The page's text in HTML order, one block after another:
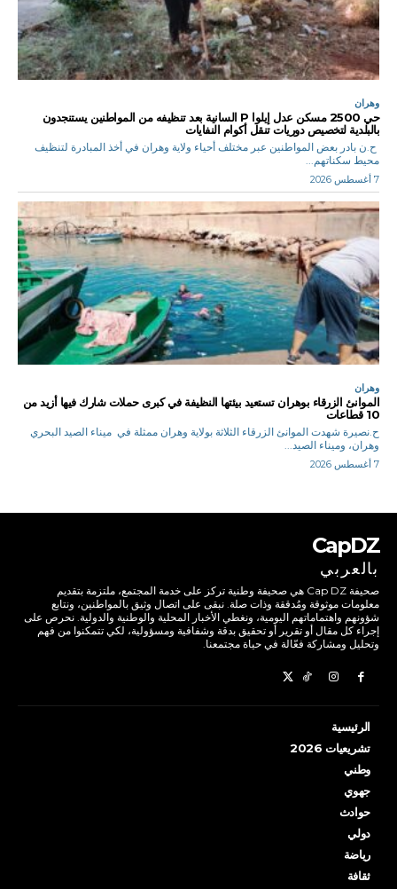
وهران
حي 2500 مسكن عدل إيلوا P السانية بعد تنظيفه من المواطنين يستنجدون
بالبلدية لتخصيص دوريات تنقل أكوام النفايات
ح.ن بادر بعض المواطنين عبر مختلف أحياء ولاية وهران في أخذ المبادرة لتنظيف
محيط سكناتهم...
7 أغسطس 2026
وهران
الموانئ الزرقاء بوهران تستعيد بيئتها النظيفة في كبرى حملات شارك فيها أزيد من
10 قطاعات
ح.نصيرة شهدت الموانئ الزرقاء الثلاثة بولاية وهران ممثلة في ميناء الصيد البحري
وهران، وميناء الصيد...
7 أغسطس 2026
CapDZ
بالعربي
صحيفة Cap DZ هي صحيفة وطنية تركز على خدمة المجتمع، ملتزمة بتقديم
معلومات موثوقة ومُدققة وذات صلة. نبقى على اتصال وثيق بالمواطنين، ونتابع
شؤونهم واهتماماتهم اليومية، ونغطي الأخبار المحلية والوطنية والدولية. نحرص على
إجراء كل مقال أو تقرير أو تحقيق بدقة وشفافية ومسؤولية، لكي تتمكنوا من فهم
وتحليل ومشاركة فعّالة في حياة مجتمعنا.
الرئيسية
تشريعيات 2026
وطني
جهوي
حوادث
دولي
رياضة
ثقافة